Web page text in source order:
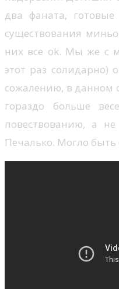
два фаната,
существования
них все ok. Мы же с
этот раз солидарно)
сожалению, в данном
гораздо больше
повествованию, а
Печалько. Могло быть